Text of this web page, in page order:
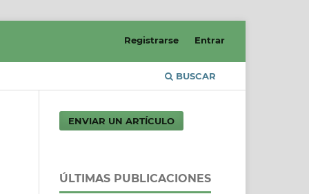
BUSCAR
Registrarse Entrar
ENVIAR UN ARTÍCULO
ÚLTIMAS PUBLICACIONES